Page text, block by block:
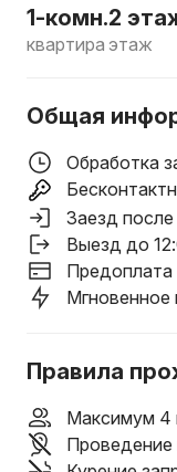
1-комн.
квартира
2
этаж
Общая
Обработка
Заезд
Выезд до
Предоплата
Мгновенное
Правила
Максимум 4
Проведение